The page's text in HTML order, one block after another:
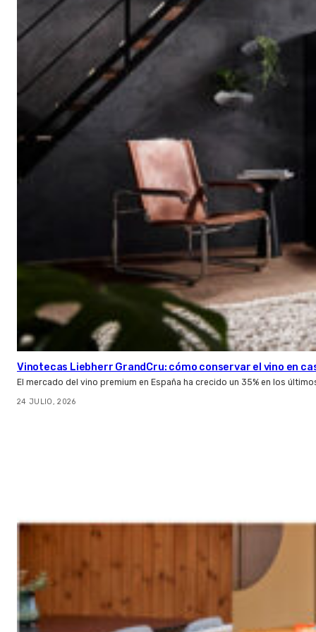
Vinotecas Liebherr GrandCru: cómo conservar el vino en
El mercado del vino premium en España ha crecido un 35% en los
24 JULIO, 2026